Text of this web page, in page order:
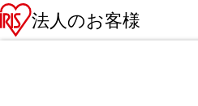
法人のお客様